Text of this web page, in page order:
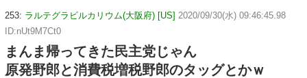
253: ラルテグラビルカリウム(大阪府) [US] 2020/09/30(水) 09:46:45.98
ID:nUt9M7Ct0
まんま帰ってきた民主党じゃん
原発野郎と消費税増税野郎のタッグとかｗ